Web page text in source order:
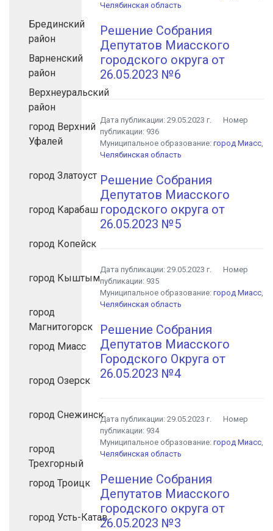
Брединский
район
Варненский
район
Верхнеуральский
район
город Верхний
Уфалей
город Златоуст
город Карабаш
город Копейск
город Кыштым
город
Магнитогорск
город Миасс
город Озерск
город Снежинск
город
Трехгорный
город Троицк
город Усть-Катав
Челябинская область
Решение Собрания
Депутатов Миасского
городского округа от
26.05.2023 №6
Дата публикации:29.05.2023 г.
Номер
публикации: 936
Муниципальное образование:город Миасс,
Челябинская область
Решение Собрания
Депутатов Миасского
городского округа от
26.05.2023 №5
Дата публикации:29.05.2023 г.
Номер
публикации: 935
Муниципальное образование:город Миасс,
Челябинская область
Решение Собрания
Депутатов Миасского
Городского Округа от
26.05.2023 №4
Дата публикации:29.05.2023 г.
Номер
публикации: 934
Муниципальное образование:город Миасс,
Челябинская область
Решение Собрания
Депутатов Миасского
городского округа от
26.05.2023 №3